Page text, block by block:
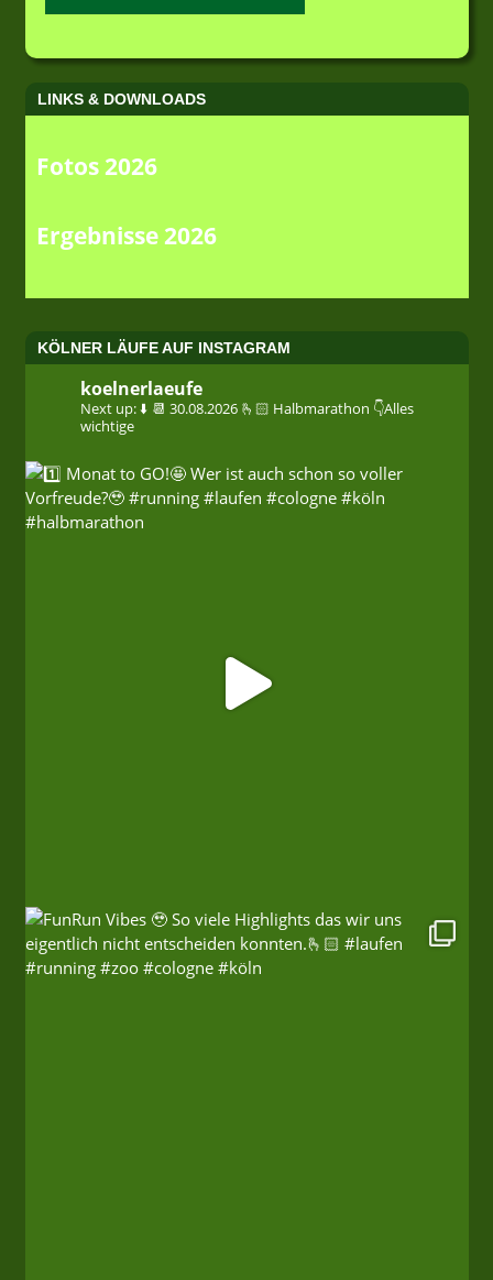
LINKS & DOWNLOADS
Fotos 2026
Ergebnisse 2026
KÖLNER LÄUFE AUF INSTAGRAM
koelnerlaeufe
Next up: ⬇️ 📆 30.08.2026 🫰🏻 Halbmarathon 👇Alles
wichtige